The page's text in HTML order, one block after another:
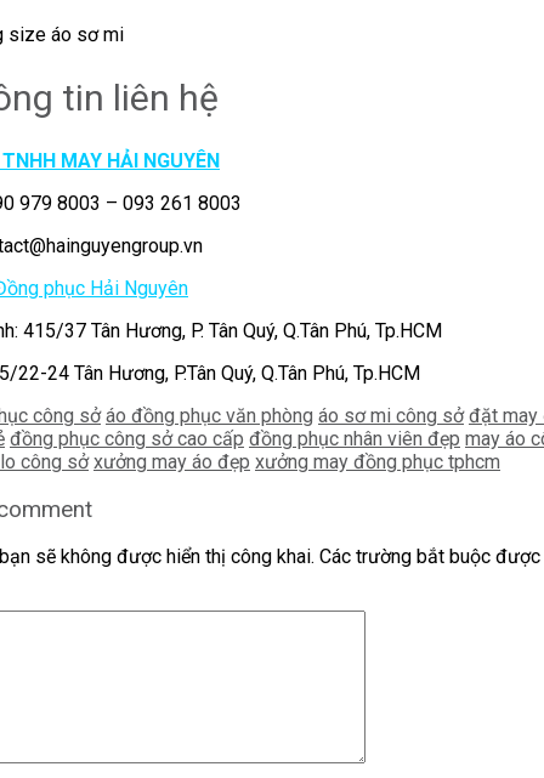
size áo sơ mi
tin liên hệ
MAY HẢI NGUYÊN
979 8003 – 093 261 8003
phục Hải Nguyên
415/37 Tân Hương, P. Tân Quý, Q.Tân Phú, Tp.HCM
22-24 Tân Hương, P.Tân Quý, Q.Tân Phú, Tp.HCM
công sở áo đồng phục văn phòng áo sơ mi công sở đặt may
đồng phục công sở cao cấp đồng phục nhân viên đẹp may áo
công sở xưởng may áo đẹp xưởng may đồng phục tphcm
sẽ không được hiển thị công khai. Các trường bắt buộc được